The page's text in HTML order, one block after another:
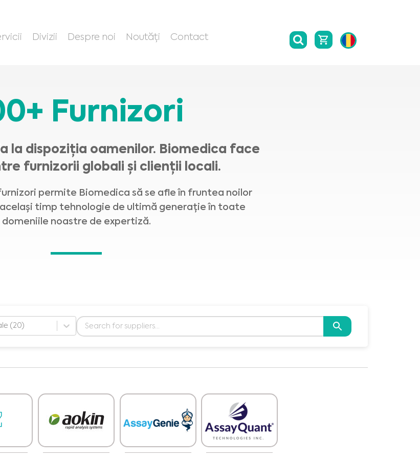
Divizii Despre noi Noutăți Contact
Furnizori
la dispoziția oamenilor. Biomedica face
furnizorii globali și clienții locali.
permite Biomedica să se afle în fruntea noilor
timp tehnologie de ultimă generație în toate
domeniile noastre de expertiză.
(20)